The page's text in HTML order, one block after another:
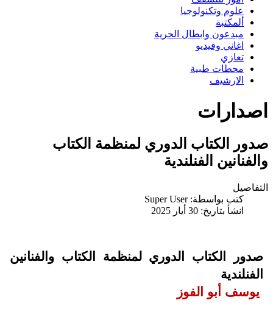
علوم وتكنولوجيا
ألمكتبة
مبدعون وابطال الحرية
اغاني وفيديو
تعازي
محطات طبية
الارشيف
الكتاب الدوري لمنظمة الكتاب
الفنلندية
كتب بواسطة:Super User
انشأ بتاريخ: 30 أيار 2025
صدور الكتاب الدوري لمنظمة الكتاب والفنانين
الفنلندية
يوسف أبو الفوز